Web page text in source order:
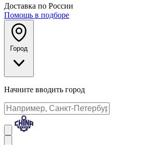
Доставка по России
Помощь в подборе
Город
Начните вводить город